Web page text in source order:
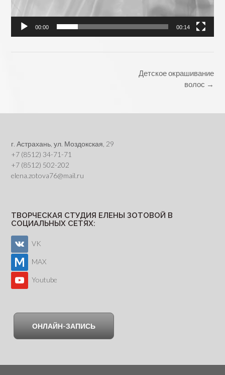
00:00 00:14
Детское окрашивание
волос →
г. Астрахань, ул. Моздокская, 29
+7 (8512) 34-71-71
+7 (8512) 502-202
elena.zotova76@mail.ru
ТВОРЧЕСКАЯ СТУДИЯ ЕЛЕНЫ ЗОТОВОЙ В
СОЦИАЛЬНЫХ СЕТЯХ:
VK
MAX
Youtube
ОНЛАЙН-ЗАПИСЬ